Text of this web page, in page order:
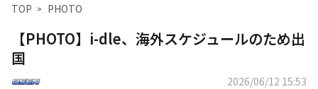
TOP PHOTO
【PHOTO】i-dle、海外スケジュールのため出
国
2026/06/12 15:53